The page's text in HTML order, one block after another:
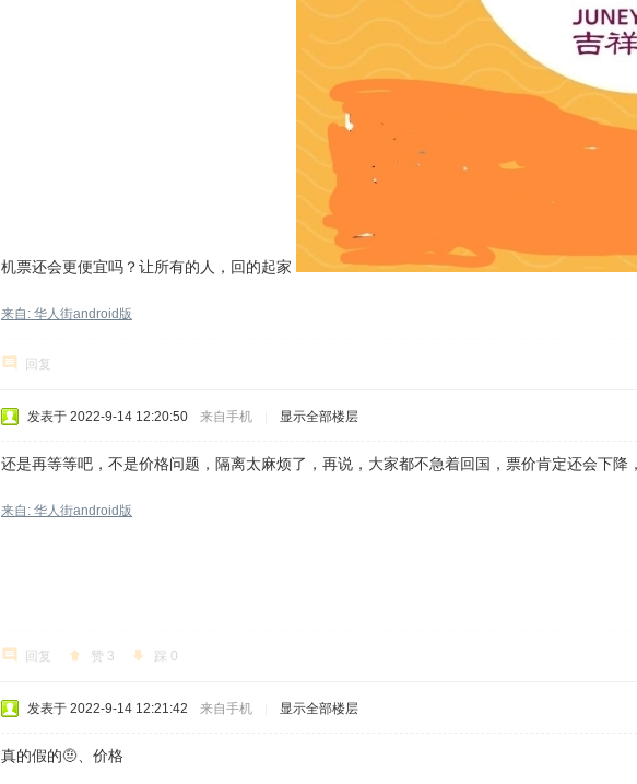
机票还会更便宜吗？让所有的人，回的起家
来自: 华人街android版
回复
发表于 2022-9-14 12:20:50 来自手机 显示全部楼层
还是再等等吧，不是价格问题，隔离太麻烦了，再说，大家都不急着回国，票价肯定还会下降
来自: 华人街android版
回复 赞 3 踩 0
发表于 2022-9-14 12:21:42 来自手机 显示全部楼层
真的假的🤨、价格